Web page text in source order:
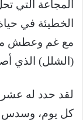
المجاعة التي
الخطيئة في
مع غم وعطش مع
(الشلل) الذي